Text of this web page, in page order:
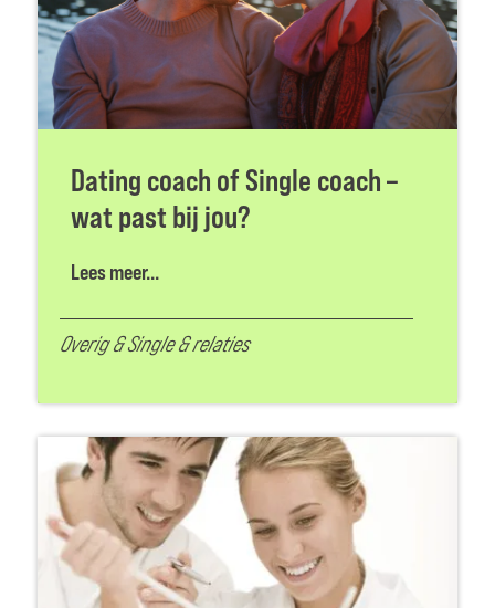
Dating coach of Single coach –
wat past bij jou?
Lees meer...
Overig&Single & relaties